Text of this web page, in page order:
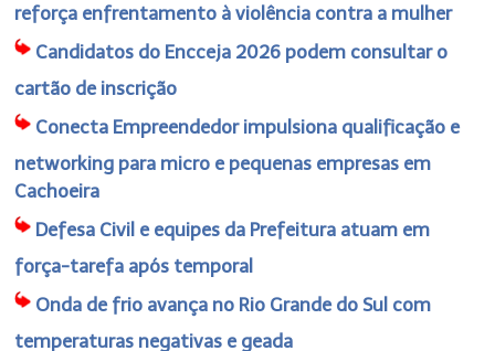
reforça enfrentamento à violência contra a mulher
Candidatos do Encceja 2026 podem consultar o
cartão de inscrição
Conecta Empreendedor impulsiona qualificação e
networking para micro e pequenas empresas em
Cachoeira
Defesa Civil e equipes da Prefeitura atuam em
força-tarefa após temporal
Onda de frio avança no Rio Grande do Sul com
temperaturas negativas e geada